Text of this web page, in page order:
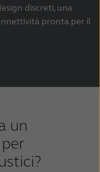
discreti, una
pronta per il
un